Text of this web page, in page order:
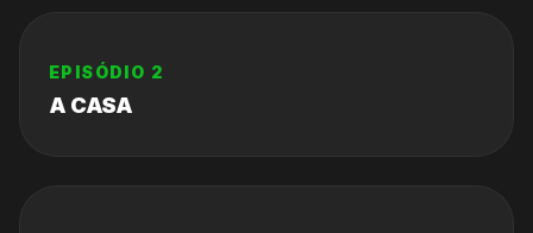
EPISÓDIO 2
A CASA